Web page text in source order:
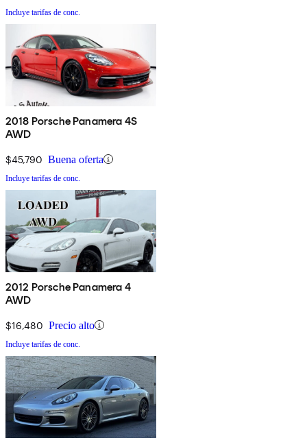
Incluye tarifas de conc.
2018 Porsche Panamera 4S
AWD
$45,790 Buena oferta
Incluye tarifas de conc.
2012 Porsche Panamera 4
AWD
$16,480 Precio alto
Incluye tarifas de conc.